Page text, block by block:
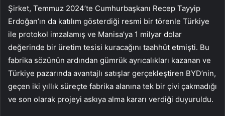
Şirket, Temmuz 2024’te Cumhurbaşkanı Recep Tayyip
Erdoğan’ın da katılım gösterdiği resmi bir törenle Türkiye
ile protokol imzalamış ve Manisa’ya 1 milyar dolar
değerinde bir üretim tesisi kuracağını taahhüt etmişti. Bu
fabrika sözünün ardından gümrük ayrıcalıkları kazanan ve
Türkiye pazarında avantajlı satışlar gerçekleştiren BYD’nin,
geçen iki yıllık süreçte fabrika alanına tek bir çivi çakmadığı
ve son olarak projeyi askıya alma kararı verdiği duyuruldu.